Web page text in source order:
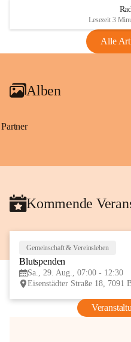
VBl. EU Nr. 18_2026
Lesezeit 3
Alle
Alben
Partner
Kommende
Gemeinschaft & Vereinsleben
Blutspenden
Sa., 29. Aug., 07:00 - 12:30